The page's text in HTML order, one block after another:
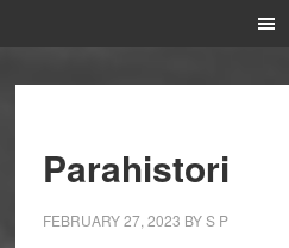
Parahistori
FEBRUARY 27, 2023 BYS P